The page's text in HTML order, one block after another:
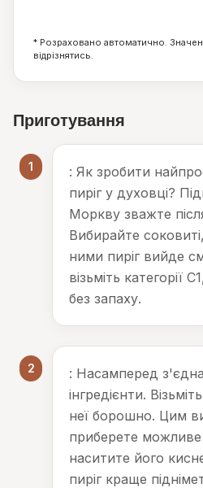
* Розраховано автоматично.
відрізнятись.
Приготування
1
: Як зробити
пиріг у духовці?
Моркву зважте
Вибирайте
ними пиріг вийде
візьміть категорії
без запаху.
2
: Насамперед
інгредієнти.
неї борошно. Цим
приберете можливе
наситите його
пиріг краще